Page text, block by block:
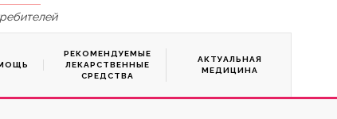
РЕКОМЕНДУЕМЫЕ
ЛЕКАРСТВЕННЫЕ
СРЕДСТВА
АКТУАЛЬНАЯ
МЕДИЦИНА